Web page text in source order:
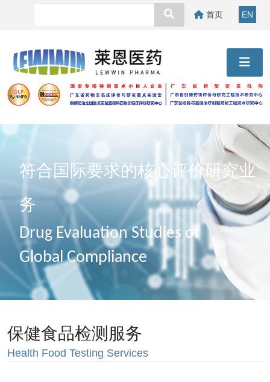
首页 EN
符合国际要求的核心评价研究业
务
Drug Evaluation Studies of
Global Compliance
保健食品检测服务
Health Food Testing Services